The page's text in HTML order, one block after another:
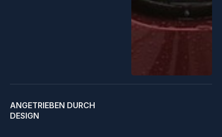
ANGETRIEBEN DURCH
DESIGN